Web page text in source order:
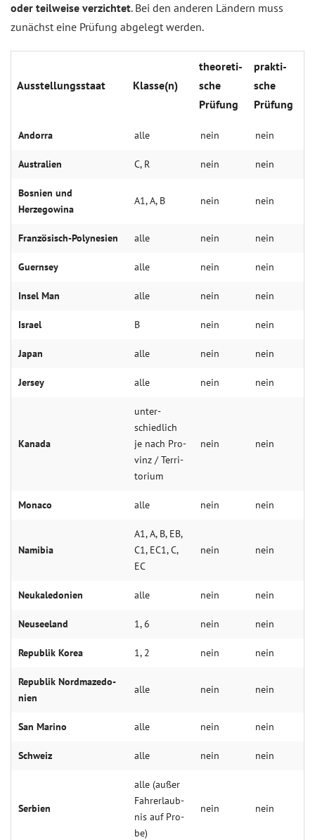
oder teilweise verzichtet. Bei den anderen Ländern muss
zunächst eine Prüfung abgelegt werden.
Aus­stel­lungs­staat Klas­se(n)
theo­re­ti­
sche
Prü­fung
prak­ti­
sche
Prü­fung
An­dorra alle nein nein
Aus­tralien C, R nein nein
Bos­nien und
Herzegowina
A1, A, B nein nein
Fran­zösisch-Poly­nesien alle nein nein
Guer­nsey alle nein nein
Insel Man alle nein nein
Is­rael B nein nein
Ja­pan alle nein nein
Jer­sey alle nein nein
Kana­da
un­ter­
schied­lich
je nach Pro­
vinz / Ter­ri­
to­ri­um
nein nein
Mo­naco alle nein nein
Nami­bia
A1, A, B, EB,
C1, EC1, C,
EC
nein nein
Neuka­ledonien alle nein nein
Neu­seeland 1, 6 nein nein
Repu­blik Ko­rea 1, 2 nein nein
Rep­ublik Nord­maze­do­
nien
alle nein nein
San Ma­rino alle nein nein
Schweiz alle nein nein
Ser­bien
alle (au­ßer
Fahr­er­laub­
nis auf Pro­
be)
nein nein